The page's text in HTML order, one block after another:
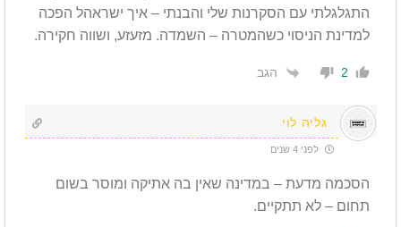
התגלגלתי עם הסקרנות שלי והבנתי – איך ישראהל הפכה
למדינת הניסוי כשהמטרה – השמדה. מזעזע, ושווה חקירה.
2 הגב
גליה לוי
לפני 4 שנים
הסכמה מדעת – במדינה שאין בה אתיקה ומוסר בשום
תחום – לא תתקיים.